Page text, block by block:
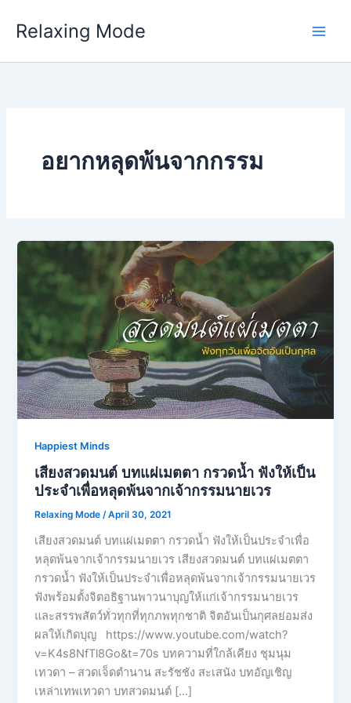
Relaxing Mode
อยากหลุดพ้นจากกรรม
Happiest Minds
เสียงสวดมนต์ บทแผ่เมตตา กรวดน้ำ ฟังให้เป็น
ประจำเพื่อหลุดพ้นจากเจ้ากรรมนายเวร
Relaxing Mode/April 30, 2021
เสียงสวดมนต์ บทแผ่เมตตา กรวดน้ำ ฟังให้เป็นประจำเพื่อ
หลุดพ้นจากเจ้ากรรมนายเวร เสียงสวดมนต์ บทแผ่เมตตา
กรวดน้ำ ฟังให้เป็นประจำเพื่อหลุดพ้นจากเจ้ากรรมนายเวร
ฟังพร้อมตั้งจิตอธิฐานพาวนาบุญให้แก่เจ้ากรรมนายเวร
และสรรพสัตว์ทั่วทุกที่ทุกภพทุกชาติ จิตอันเป็นกุศลย่อมส่ง
ผลให้เกิดบุญ https://www.youtube.com/watch?
v=K4s8NfTl8Go&t=70s บทความที่ใกล้เคียง ชุมนุม
เทวดา – สวดเจ็ดตำนาน สะรัชชัง สะเสนัง บทอัญเชิญ
เหล่าเทพเทวดา บทสวดมนต์ […]